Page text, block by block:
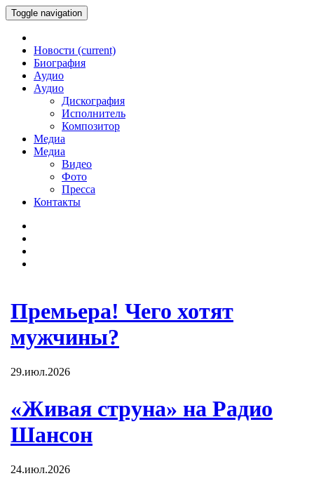
Toggle navigation
Новости (current)
Биография
Аудио
Аудио
Дискография
Исполнитель
Композитор
Медиа
Медиа
Видео
Фото
Пресса
Контакты
Премьера! Чего хотят
мужчины?
29.июл.2026
«Живая струна» на Радио
Шансон
24.июл.2026